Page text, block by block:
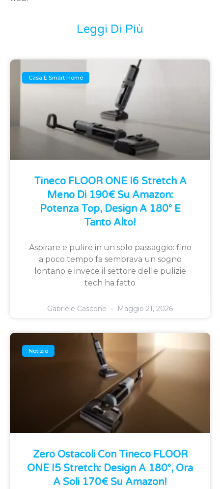
Leggi Di Più
Casa E Smart Home
Tineco FLOOR ONE I6 Stretch A
Meno Di 190€ Su Amazon:
Potenza Top, Design A 180° E
Tanto Alto!
Aspirare e pulire in un solo passaggio: fino
a poco tempo fa sembrava un sogno
lontano e invece il settore delle pulizie
tech ha fatto
Gabriele Cascone Maggio 21, 2026
Notizie
Zero Ostacoli Con Tineco FLOOR
ONE I5 Stretch: Design A 180°, Ora
A Soli 170€ Su Amazon!